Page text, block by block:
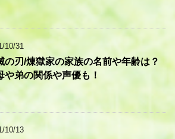
10/31
の刃/煉獄家の家族の名前や年齢は？
や弟の関係や声優も！
10/13